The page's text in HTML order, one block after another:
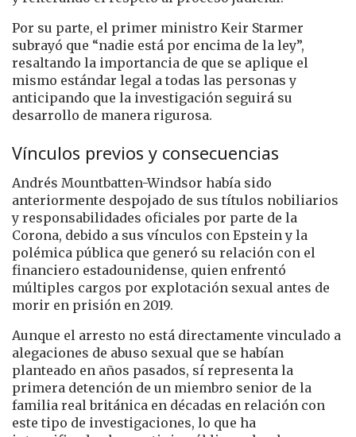
Por su parte, el primer ministro Keir Starmer
subrayó que “nadie está por encima de la ley”,
resaltando la importancia de que se aplique el
mismo estándar legal a todas las personas y
anticipando que la investigación seguirá su
desarrollo de manera rigurosa.
Vínculos previos y consecuencias
Andrés Mountbatten-Windsor había sido
anteriormente despojado de sus títulos nobiliarios
y responsabilidades oficiales por parte de la
Corona, debido a sus vínculos con Epstein y la
polémica pública que generó su relación con el
financiero estadounidense, quien enfrentó
múltiples cargos por explotación sexual antes de
morir en prisión en 2019.
Aunque el arresto no está directamente vinculado a
alegaciones de abuso sexual que se habían
planteado en años pasados, sí representa la
primera detención de un miembro senior de la
familia real británica en décadas en relación con
este tipo de investigaciones, lo que ha